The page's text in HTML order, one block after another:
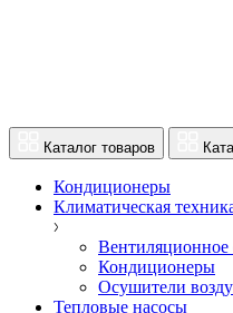
Каталог товаров
Кондиционеры
Климатическая
Вентиляционное
Кондиционеры
Осушители
Тепловые насосы